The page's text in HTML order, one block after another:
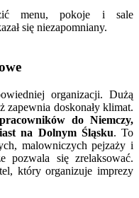
menu, pokoje i sale
się niezapomniany.
organizacji. Dużą
doskonały klimat.
do Niemczy,
na Dolnym Śląsku. To
malowniczych pejzaży i
pozwala się zrelaksować.
który organizuje imprezy